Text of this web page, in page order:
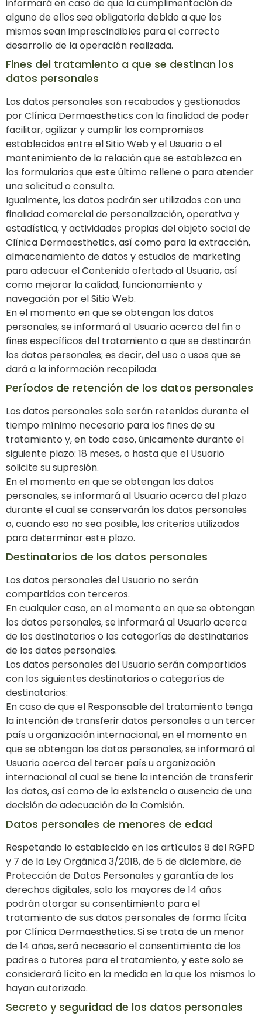
informará en caso de que la cumplimentación de
alguno de ellos sea obligatoria debido a que los
mismos sean imprescindibles para el correcto
desarrollo de la operación realizada.
Fines del tratamiento a que se destinan los
datos personales
Los datos personales son recabados y gestionados
por Clínica Dermaesthetics con la finalidad de poder
facilitar, agilizar y cumplir los compromisos
establecidos entre el Sitio Web y el Usuario o el
mantenimiento de la relación que se establezca en
los formularios que este último rellene o para atender
una solicitud o consulta.
Igualmente, los datos podrán ser utilizados con una
finalidad comercial de personalización, operativa y
estadística, y actividades propias del objeto social de
Clínica Dermaesthetics, así como para la extracción,
almacenamiento de datos y estudios de marketing
para adecuar el Contenido ofertado al Usuario, así
como mejorar la calidad, funcionamiento y
navegación por el Sitio Web.
En el momento en que se obtengan los datos
personales, se informará al Usuario acerca del fin o
fines específicos del tratamiento a que se destinarán
los datos personales; es decir, del uso o usos que se
dará a la información recopilada.
Períodos de retención de los datos personales
Los datos personales solo serán retenidos durante el
tiempo mínimo necesario para los fines de su
tratamiento y, en todo caso, únicamente durante el
siguiente plazo: 18 meses, o hasta que el Usuario
solicite su supresión.
En el momento en que se obtengan los datos
personales, se informará al Usuario acerca del plazo
durante el cual se conservarán los datos personales
o, cuando eso no sea posible, los criterios utilizados
para determinar este plazo.
Destinatarios de los datos personales
Los datos personales del Usuario no serán
compartidos con terceros.
En cualquier caso, en el momento en que se obtengan
los datos personales, se informará al Usuario acerca
de los destinatarios o las categorías de destinatarios
de los datos personales.
Los datos personales del Usuario serán compartidos
con los siguientes destinatarios o categorías de
destinatarios:
En caso de que el Responsable del tratamiento tenga
la intención de transferir datos personales a un tercer
país u organización internacional, en el momento en
que se obtengan los datos personales, se informará al
Usuario acerca del tercer país u organización
internacional al cual se tiene la intención de transferir
los datos, así como de la existencia o ausencia de una
decisión de adecuación de la Comisión.
Datos personales de menores de edad
Respetando lo establecido en los artículos 8 del RGPD
y 7 de la Ley Orgánica 3/2018, de 5 de diciembre, de
Protección de Datos Personales y garantía de los
derechos digitales, solo los mayores de 14 años
podrán otorgar su consentimiento para el
tratamiento de sus datos personales de forma lícita
por Clínica Dermaesthetics. Si se trata de un menor
de 14 años, será necesario el consentimiento de los
padres o tutores para el tratamiento, y este solo se
considerará lícito en la medida en la que los mismos lo
hayan autorizado.
Secreto y seguridad de los datos personales